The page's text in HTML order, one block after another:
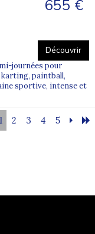
655 €
Découvrir
journées pour
karting, paintball,
sportive, intense et
1 2 3 4 5